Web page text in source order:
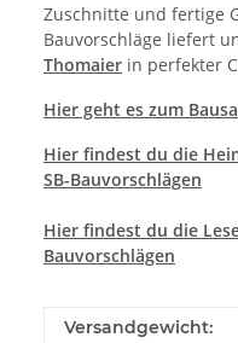
Zuschnitte und fertige
Bauvorschläge liefert
Thomaier in perfekter
Hier geht es zum
Hier findest du die
SB-Bauvorschlägen
Hier findest du die
Bauvorschlägen
Versandgewicht: